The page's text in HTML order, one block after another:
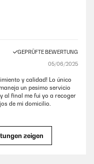
GEPRÜFTE BEWERTUNG
05/06/2025
y calidad! Lo único
un pesimo servicio
al final me fui yo a recoger
de mi domicilio.
zeigen